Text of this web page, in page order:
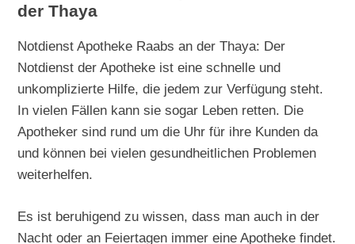
der Thaya
Notdienst Apotheke Raabs an der Thaya: Der
Notdienst der Apotheke ist eine schnelle und
unkomplizierte Hilfe, die jedem zur Verfügung steht.
In vielen Fällen kann sie sogar Leben retten. Die
Apotheker sind rund um die Uhr für ihre Kunden da
und können bei vielen gesundheitlichen Problemen
weiterhelfen.
Es ist beruhigend zu wissen, dass man auch in der
Nacht oder an Feiertagen immer eine Apotheke findet.